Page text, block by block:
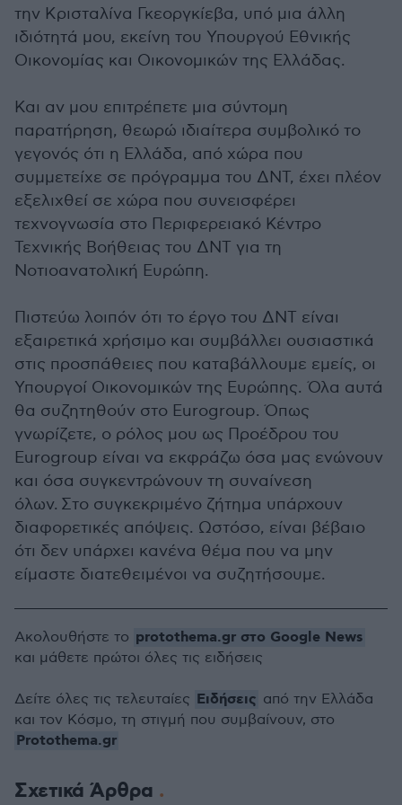
την Κρισταλίνα Γκεοργκίεβα, υπό μια άλλη
ιδιότητά μου, εκείνη του Υπουργού Εθνικής
Οικονομίας και Οικονομικών της Ελλάδας.
Και αν μου επιτρέπετε μια σύντομη
παρατήρηση, θεωρώ ιδιαίτερα συμβολικό το
γεγονός ότι η Ελλάδα, από χώρα που
συμμετείχε σε πρόγραμμα του ΔΝΤ, έχει πλέον
εξελιχθεί σε χώρα που συνεισφέρει
τεχνογνωσία στο Περιφερειακό Κέντρο
Τεχνικής Βοήθειας του ΔΝΤ για τη
Νοτιοανατολική Ευρώπη.
Πιστεύω λοιπόν ότι το έργο του ΔΝΤ είναι
εξαιρετικά χρήσιμο και συμβάλλει ουσιαστικά
στις προσπάθειες που καταβάλλουμε εμείς, οι
Υπουργοί Οικονομικών της Ευρώπης. Όλα αυτά
θα συζητηθούν στο Eurogroup. Όπως
γνωρίζετε, ο ρόλος μου ως Προέδρου του
Eurogroup είναι να εκφράζω όσα μας ενώνουν
και όσα συγκεντρώνουν τη συναίνεση
όλων. Στο συγκεκριμένο ζήτημα υπάρχουν
διαφορετικές απόψεις. Ωστόσο, είναι βέβαιο
ότι δεν υπάρχει κανένα θέμα που να μην
είμαστε διατεθειμένοι να συζητήσουμε.
Σχετικά Άρθρα
Ακολουθήστε το protothema.gr στο Google News
και μάθετε πρώτοι όλες τις ειδήσεις
Δείτε όλες τις τελευταίες Ειδήσεις από την Ελλάδα
και τον Κόσμο, τη στιγμή που συμβαίνουν, στο
Protothema.gr